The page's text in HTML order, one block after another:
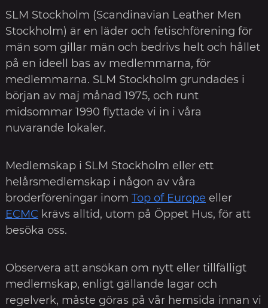
SLM Stockholm (Scandinavian Leather Men
Stockholm) är en läder och fetischförening för
män som gillar män och bedrivs helt och hållet
på en ideell bas av medlemmarna, för
medlemmarna. SLM Stockholm grundades i
början av maj månad 1975, och runt
midsommar 1990 flyttade vi in i våra
nuvarande lokaler.
Medlemskap i SLM Stockholm eller ett
helårsmedlemskap i någon av våra
broderföreningar inom Top of Europe eller
ECMC krävs alltid, utom på Öppet Hus, för att
besöka oss.
Observera att ansökan om nytt eller tillfälligt
medlemskap, enligt gällande lagar och
regelverk, måste göras på vår hemsida innan vi